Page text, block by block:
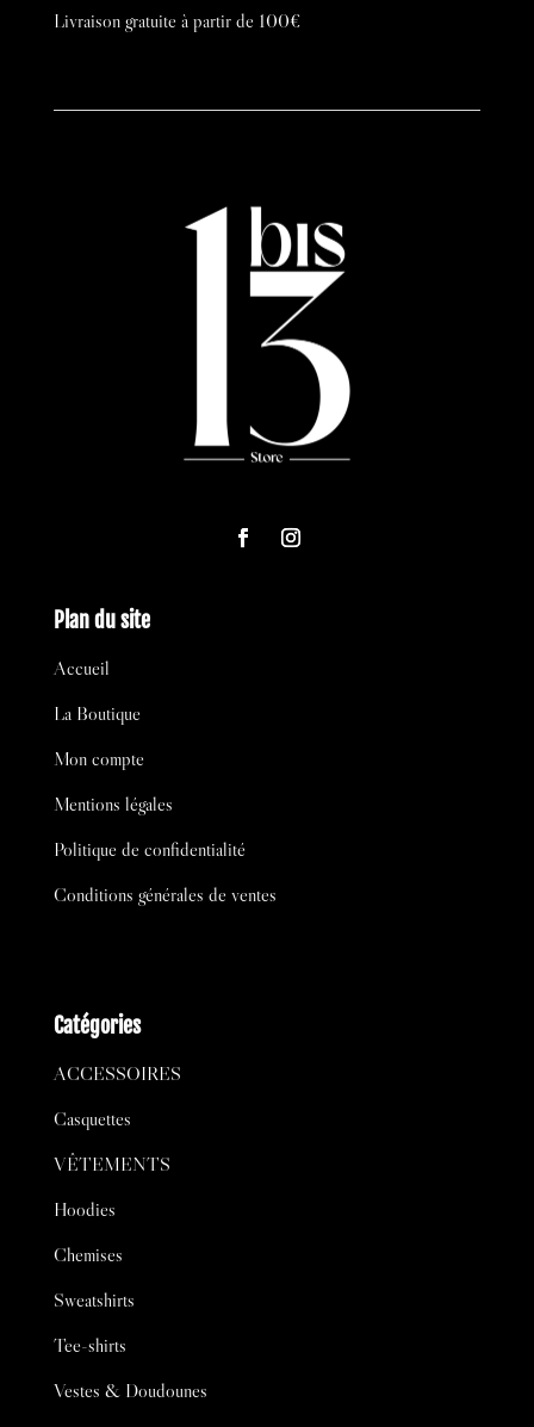
Livraison gratuite à partir de 100€
Plan du site
Accueil
La Boutique
Mon compte
Mentions légales
Politique de confidentialité
Conditions générales de ventes
Catégories
ACCESSOIRES
Casquettes
VÊTEMENTS
Hoodies
Chemises
Sweatshirts
Tee-shirts
Vestes & Doudounes